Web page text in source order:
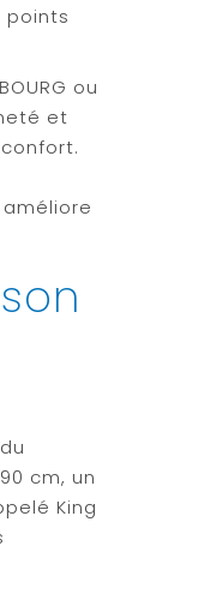
points
ou
et
cm, un
King